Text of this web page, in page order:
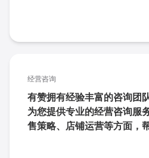
经营咨询
有赞拥有经验丰富的咨询团
为您提供专业的经营咨询服
售策略、店铺运营等方面，